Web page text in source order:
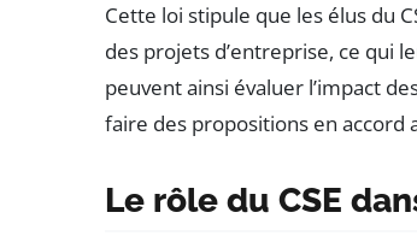
Cette loi stipule que les élus du
des projets d’entreprise, ce qui
peuvent ainsi évaluer l’impact
faire des propositions en accord
Le rôle du CSE